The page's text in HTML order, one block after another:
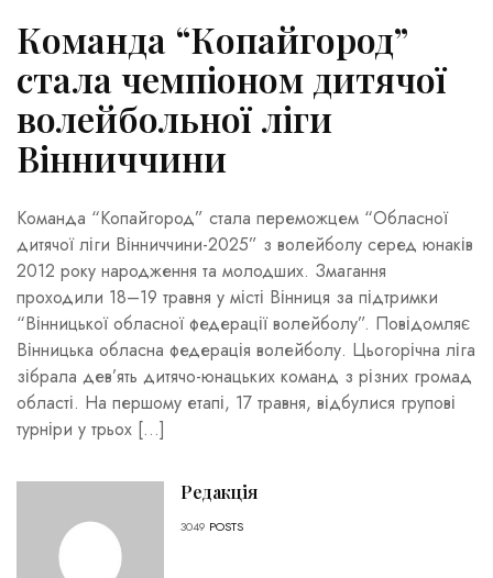
Команда “Копайгород”
стала чемпіоном дитячої
волейбольної ліги
Вінниччини
Команда “Копайгород” стала переможцем “Обласної
дитячої ліги Вінниччини-2025” з волейболу серед юнаків
2012 року народження та молодших. Змагання
проходили 18–19 травня у місті Вінниця за підтримки
“Вінницької обласної федерації волейболу”. Повідомляє
Вінницька обласна федерація волейболу. Цьогорічна ліга
зібрала дев’ять дитячо-юнацьких команд з різних громад
області. На першому етапі, 17 травня, відбулися групові
турніри у трьох […]
Редакція
3049 POSTS